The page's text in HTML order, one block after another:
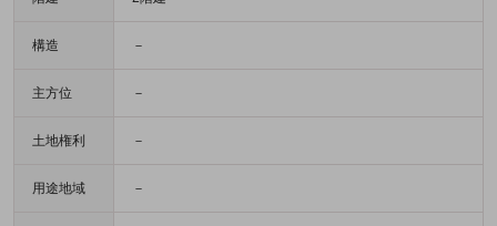
構造 －
主方位 －
土地権利 －
用途地域 －